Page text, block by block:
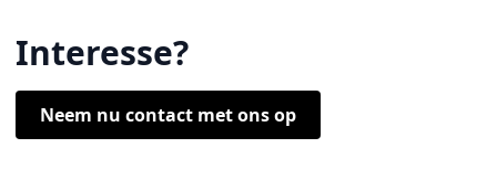
Interesse?
Neem nu contact met ons op